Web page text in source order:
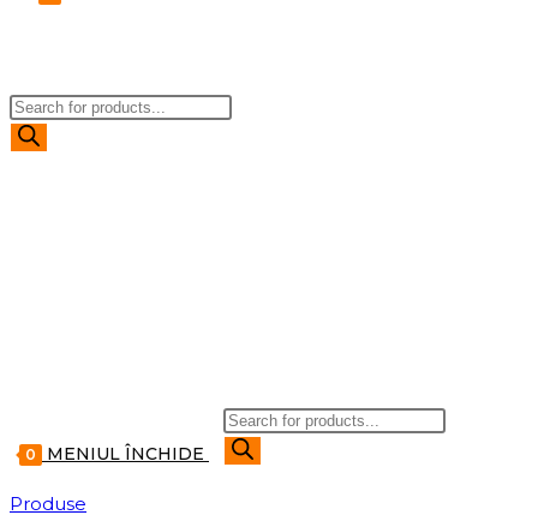
WEBSITE
Products
search
0 MENIUL ÎNCHIDE
Products
search
Produse